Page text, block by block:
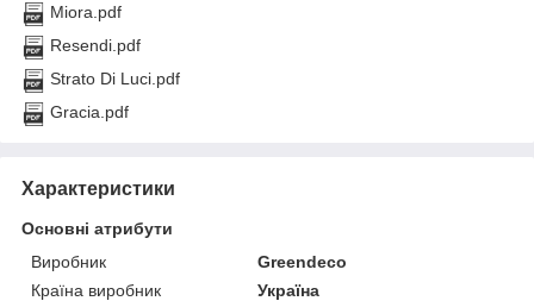
Miora.pdf
Resendi.pdf
Strato Di Luci.pdf
Gracia.pdf
Характеристики
Основні атрибути
Виробник
Greendeco
Країна виробник
Україна